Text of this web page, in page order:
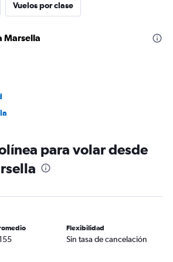
Vuelos por clase
Marsella
para volar desde
Flexibilidad
Sin tasa de cancelación